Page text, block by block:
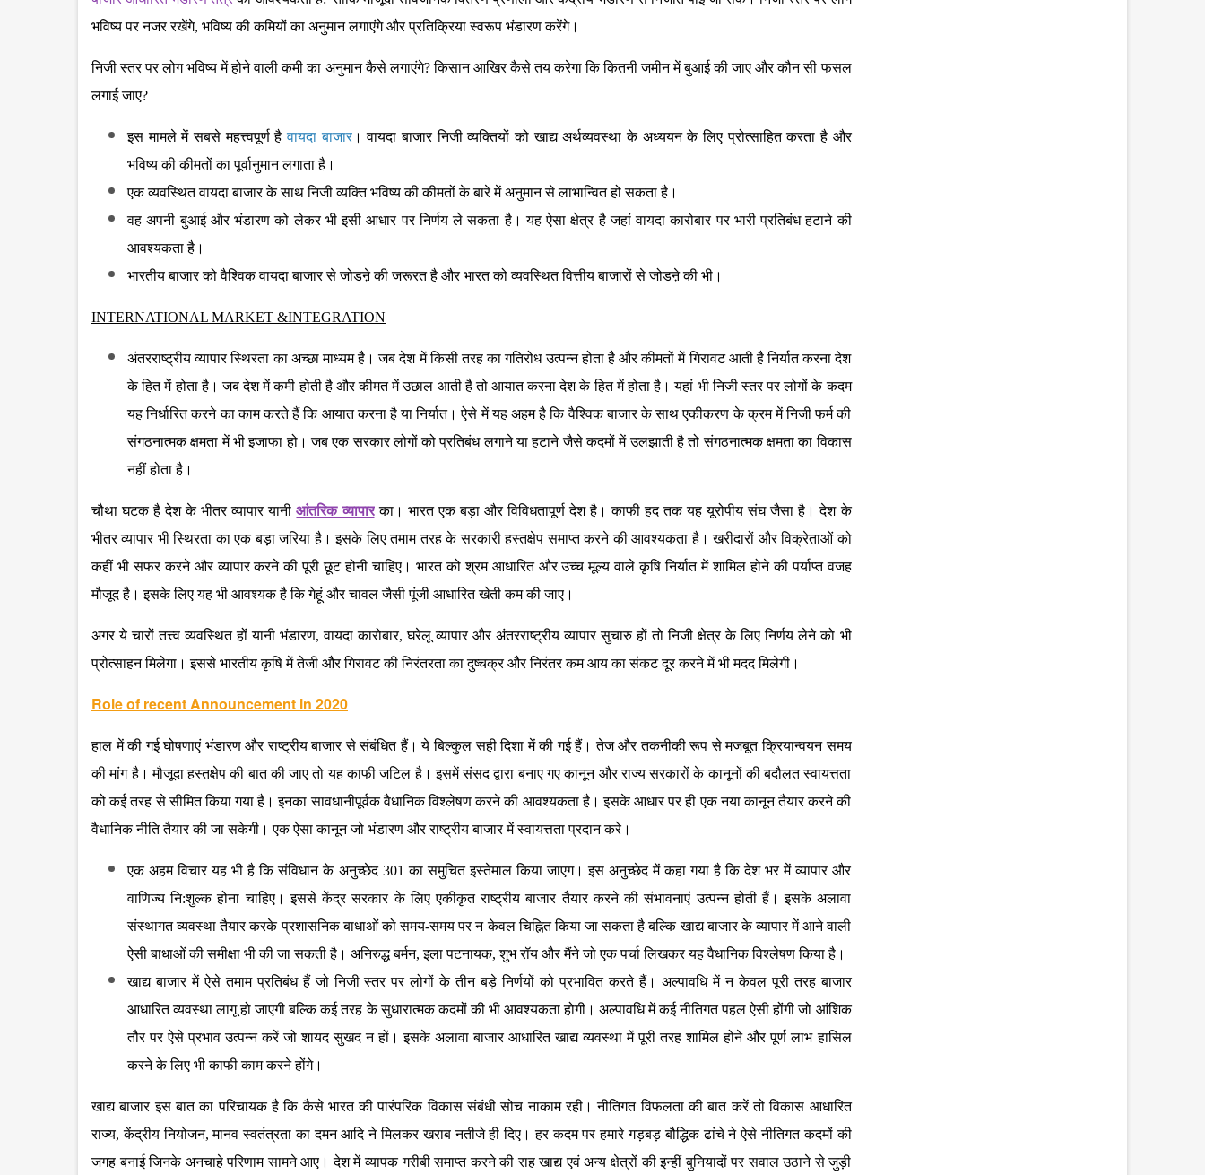
भविष्य पर नजर रखेंगे, भविष्य की कमियों का अनुमान लगाएंगे और प्रतिक्रिया स्वरूप भंडारण करेंगे।
निजी स्तर पर लोग भविष्य में होने वाली कमी का अनुमान कैसे लगाएंगे? किसान आखिर कैसे तय करेगा कि कितनी जमीन में बुआई की जाए और कौन सी फसल
लगाई जाए?
इस मामले में सबसे महत्त्वपूर्ण हैवायदा बाजार। वायदा बाजार निजी व्यक्तियों को खाद्य अर्थव्यवस्था के अध्ययन के लिए प्रोत्साहित करता है और
भविष्य की कीमतों का पूर्वानुमान लगाता है।
एक व्यवस्थित वायदा बाजार के साथ निजी व्यक्ति भविष्य की कीमतों के बारे में अनुमान से लाभान्वित हो सकता है।
वह अपनी बुआई और भंडारण को लेकर भी इसी आधार पर निर्णय ले सकता है। यह ऐसा क्षेत्र है जहां वायदा कारोबार पर भारी प्रतिबंध हटाने की
आवश्यकता है।
भारतीय बाजार को वैश्विक वायदा बाजार से जोडऩे की जरूरत है और भारत को व्यवस्थित वित्तीय बाजारों से जोडऩे की भी।
INTERNATIONAL MARKET &INTEGRATION
अंतरराष्ट्रीय व्यापार स्थिरता का अच्छा माध्यम है। जब देश में किसी तरह का गतिरोध उत्पन्न होता है और कीमतों में गिरावट आती है निर्यात करना देश
के हित में होता है। जब देश में कमी होती है और कीमत में उछाल आती है तो आयात करना देश के हित में होता है। यहां भी निजी स्तर पर लोगों के कदम
यह निर्धारित करने का काम करते हैं कि आयात करना है या निर्यात। ऐसे में यह अहम है कि वैश्विक बाजार के साथ एकीकरण के क्रम में निजी फर्म की
संगठनात्मक क्षमता में भी इजाफा हो। जब एक सरकार लोगों को प्रतिबंध लगाने या हटाने जैसे कदमों में उलझाती है तो संगठनात्मक क्षमता का विकास
नहीं होता है।
चौथा घटक है देश के भीतर व्यापार यानीआंतरिक व्यापारका। भारत एक बड़ा और विविधतापूर्ण देश है। काफी हद तक यह यूरोपीय संघ जैसा है। देश के
भीतर व्यापार भी स्थिरता का एक बड़ा जरिया है। इसके लिए तमाम तरह के सरकारी हस्तक्षेप समाप्त करने की आवश्यकता है। खरीदारों और विक्रेताओं को
कहीं भी सफर करने और व्यापार करने की पूरी छूट होनी चाहिए। भारत को श्रम आधारित और उच्च मूल्य वाले कृषि निर्यात में शामिल होने की पर्याप्त वजह
मौजूद है। इसके लिए यह भी आवश्यक है कि गेहूं और चावल जैसी पूंजी आधारित खेती कम की जाए।
अगर ये चारों तत्त्व व्यवस्थित हों यानी भंडारण, वायदा कारोबार, घरेलू व्यापार और अंतरराष्ट्रीय व्यापार सुचारु हों तो निजी क्षेत्र के लिए निर्णय लेने को भी
प्रोत्साहन मिलेगा। इससे भारतीय कृषि में तेजी और गिरावट की निरंतरता का दुष्चक्र और निरंतर कम आय का संकट दूर करने में भी मदद मिलेगी।
Role of recent Announcement in 2020
हाल में की गई घोषणाएं भंडारण और राष्ट्रीय बाजार से संबंधित हैं। ये बिल्कुल सही दिशा में की गई हैं। तेज और तकनीकी रूप से मजबूत क्रियान्वयन समय
की मांग है। मौजूदा हस्तक्षेप की बात की जाए तो यह काफी जटिल है। इसमें संसद द्वारा बनाए गए कानून और राज्य सरकारों के कानूनों की बदौलत स्वायत्तता
को कई तरह से सीमित किया गया है। इनका सावधानीपूर्वक वैधानिक विश्लेषण करने की आवश्यकता है। इसके आधार पर ही एक नया कानून तैयार करने की
वैधानिक नीति तैयार की जा सकेगी। एक ऐसा कानून जो भंडारण और राष्ट्रीय बाजार में स्वायत्तता प्रदान करे।
एक अहम विचार यह भी है कि संविधान के अनुच्छेद 301 का समुचित इस्तेमाल किया जाएग। इस अनुच्छेद में कहा गया है कि देश भर में व्यापार और
वाणिज्य नि:शुल्क होना चाहिए। इससे केंद्र सरकार के लिए एकीकृत राष्ट्रीय बाजार तैयार करने की संभावनाएं उत्पन्न होती हैं। इसके अलावा
संस्थागत व्यवस्था तैयार करके प्रशासनिक बाधाओं को समय-समय पर न केवल चिह्नित किया जा सकता है बल्कि खाद्य बाजार के व्यापार में आने वाली
ऐसी बाधाओं की समीक्षा भी की जा सकती है। अनिरुद्ध बर्मन, इला पटनायक, शुभ रॉय और मैंने जो एक पर्चा लिखकर यह वैधानिक विश्लेषण किया है।
खाद्य बाजार में ऐसे तमाम प्रतिबंध हैं जो निजी स्तर पर लोगों के तीन बड़े निर्णयों को प्रभावित करते हैं। अल्पावधि में न केवल पूरी तरह बाजार
आधारित व्यवस्था लागू हो जाएगी बल्कि कई तरह के सुधारात्मक कदमों की भी आवश्यकता होगी। अल्पावधि में कई नीतिगत पहल ऐसी होंगी जो आंशिक
तौर पर ऐसे प्रभाव उत्पन्न करें जो शायद सुखद न हों। इसके अलावा बाजार आधारित खाद्य व्यवस्था में पूरी तरह शामिल होने और पूर्ण लाभ हासिल
करने के लिए भी काफी काम करने होंगे।
खाद्य बाजार इस बात का परिचायक है कि कैसे भारत की पारंपरिक विकास संबंधी सोच नाकाम रही। नीतिगत विफलता की बात करें तो विकास आधारित
राज्य, केंद्रीय नियोजन, मानव स्वतंत्रता का दमन आदि ने मिलकर खराब नतीजे ही दिए। हर कदम पर हमारे गड़बड़ बौद्धिक ढांचे ने ऐसे नीतिगत कदमों की
जगह बनाई जिनके अनचाहे परिणाम सामने आए। देश में व्यापक गरीबी समाप्त करने की राह खाद्य एवं अन्य क्षेत्रों की इन्हीं बुनियादों पर सवाल उठाने से जुड़ी